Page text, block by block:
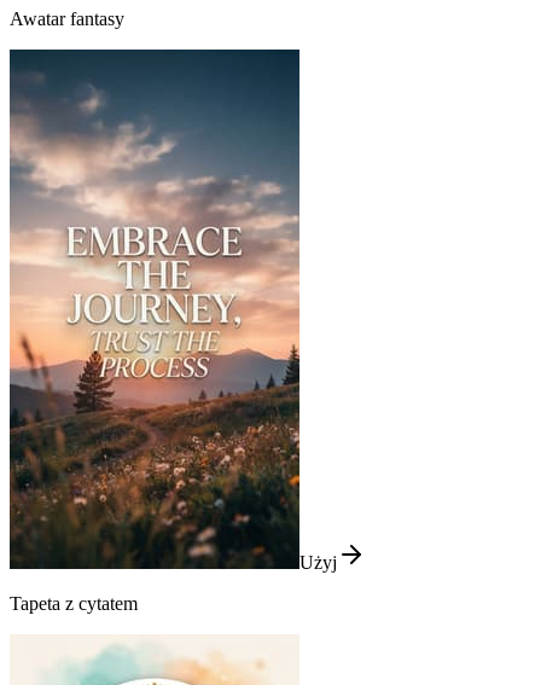
Awatar fantasy
Użyj
Tapeta z cytatem